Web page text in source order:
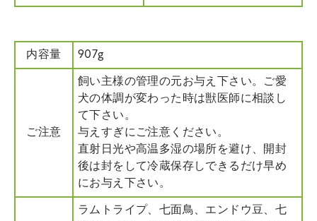
内容量 907g
ご注意
飼い主様の管理の元お与え下さい。ご愛
犬の体調が変わった時は獣医師に相談し
て下さい。
与えすぎにご注意ください。
直射日光や高温多湿の場所を避け、開封
後は封をして冷蔵保存しできるだけ早め
にお与え下さい。
ラムトライプ、七面鳥、エンドウ豆、七